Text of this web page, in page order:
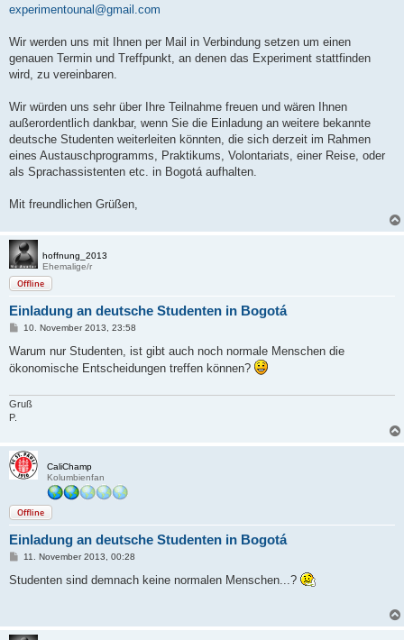
experimentounal@gmail.com
Wir werden uns mit Ihnen per Mail in Verbindung setzen um einen
genauen Termin und Treffpunkt, an denen das Experiment stattfinden
wird, zu vereinbaren.
Wir würden uns sehr über Ihre Teilnahme freuen und wären Ihnen
außerordentlich dankbar, wenn Sie die Einladung an weitere bekannte
deutsche Studenten weiterleiten könnten, die sich derzeit im Rahmen
eines Austauschprogramms, Praktikums, Volontariats, einer Reise, oder
als Sprachassistenten etc. in Bogotá aufhalten.
Mit freundlichen Grüßen,
hoffnung_2013
Ehemalige/r
Offline
Einladung an deutsche Studenten in Bogotá
B
i
r
10. November 2013, 23:58
Warum nur Studenten, ist gibt auch noch normale Menschen die
ökonomische Entscheidungen treffen können?
Gruß
P.
CaliChamp
Kolumbienfan
Offline
Einladung an deutsche Studenten in Bogotá
B
i
11. November 2013, 00:28
Studenten sind demnach keine normalen Menschen...?